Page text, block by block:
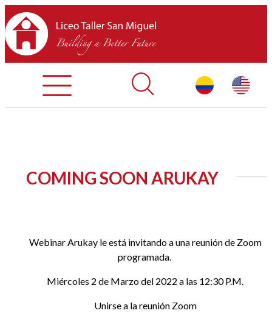
INICIO
EQUIPO
EGRESADOS
COMING SOON ARUKAY
Webinar Arukay le está invitando a una reunión de Zoom
programada.
Miércoles 2 de Marzo del 2022 a las 12:30 P.M.
Unirse a la reunión Zoom